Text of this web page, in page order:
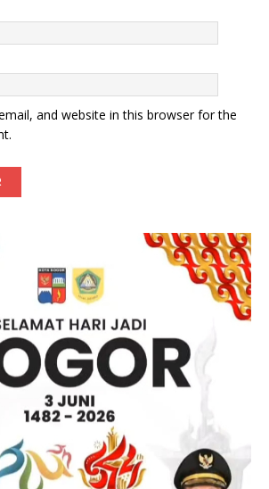
and website in this browser for the